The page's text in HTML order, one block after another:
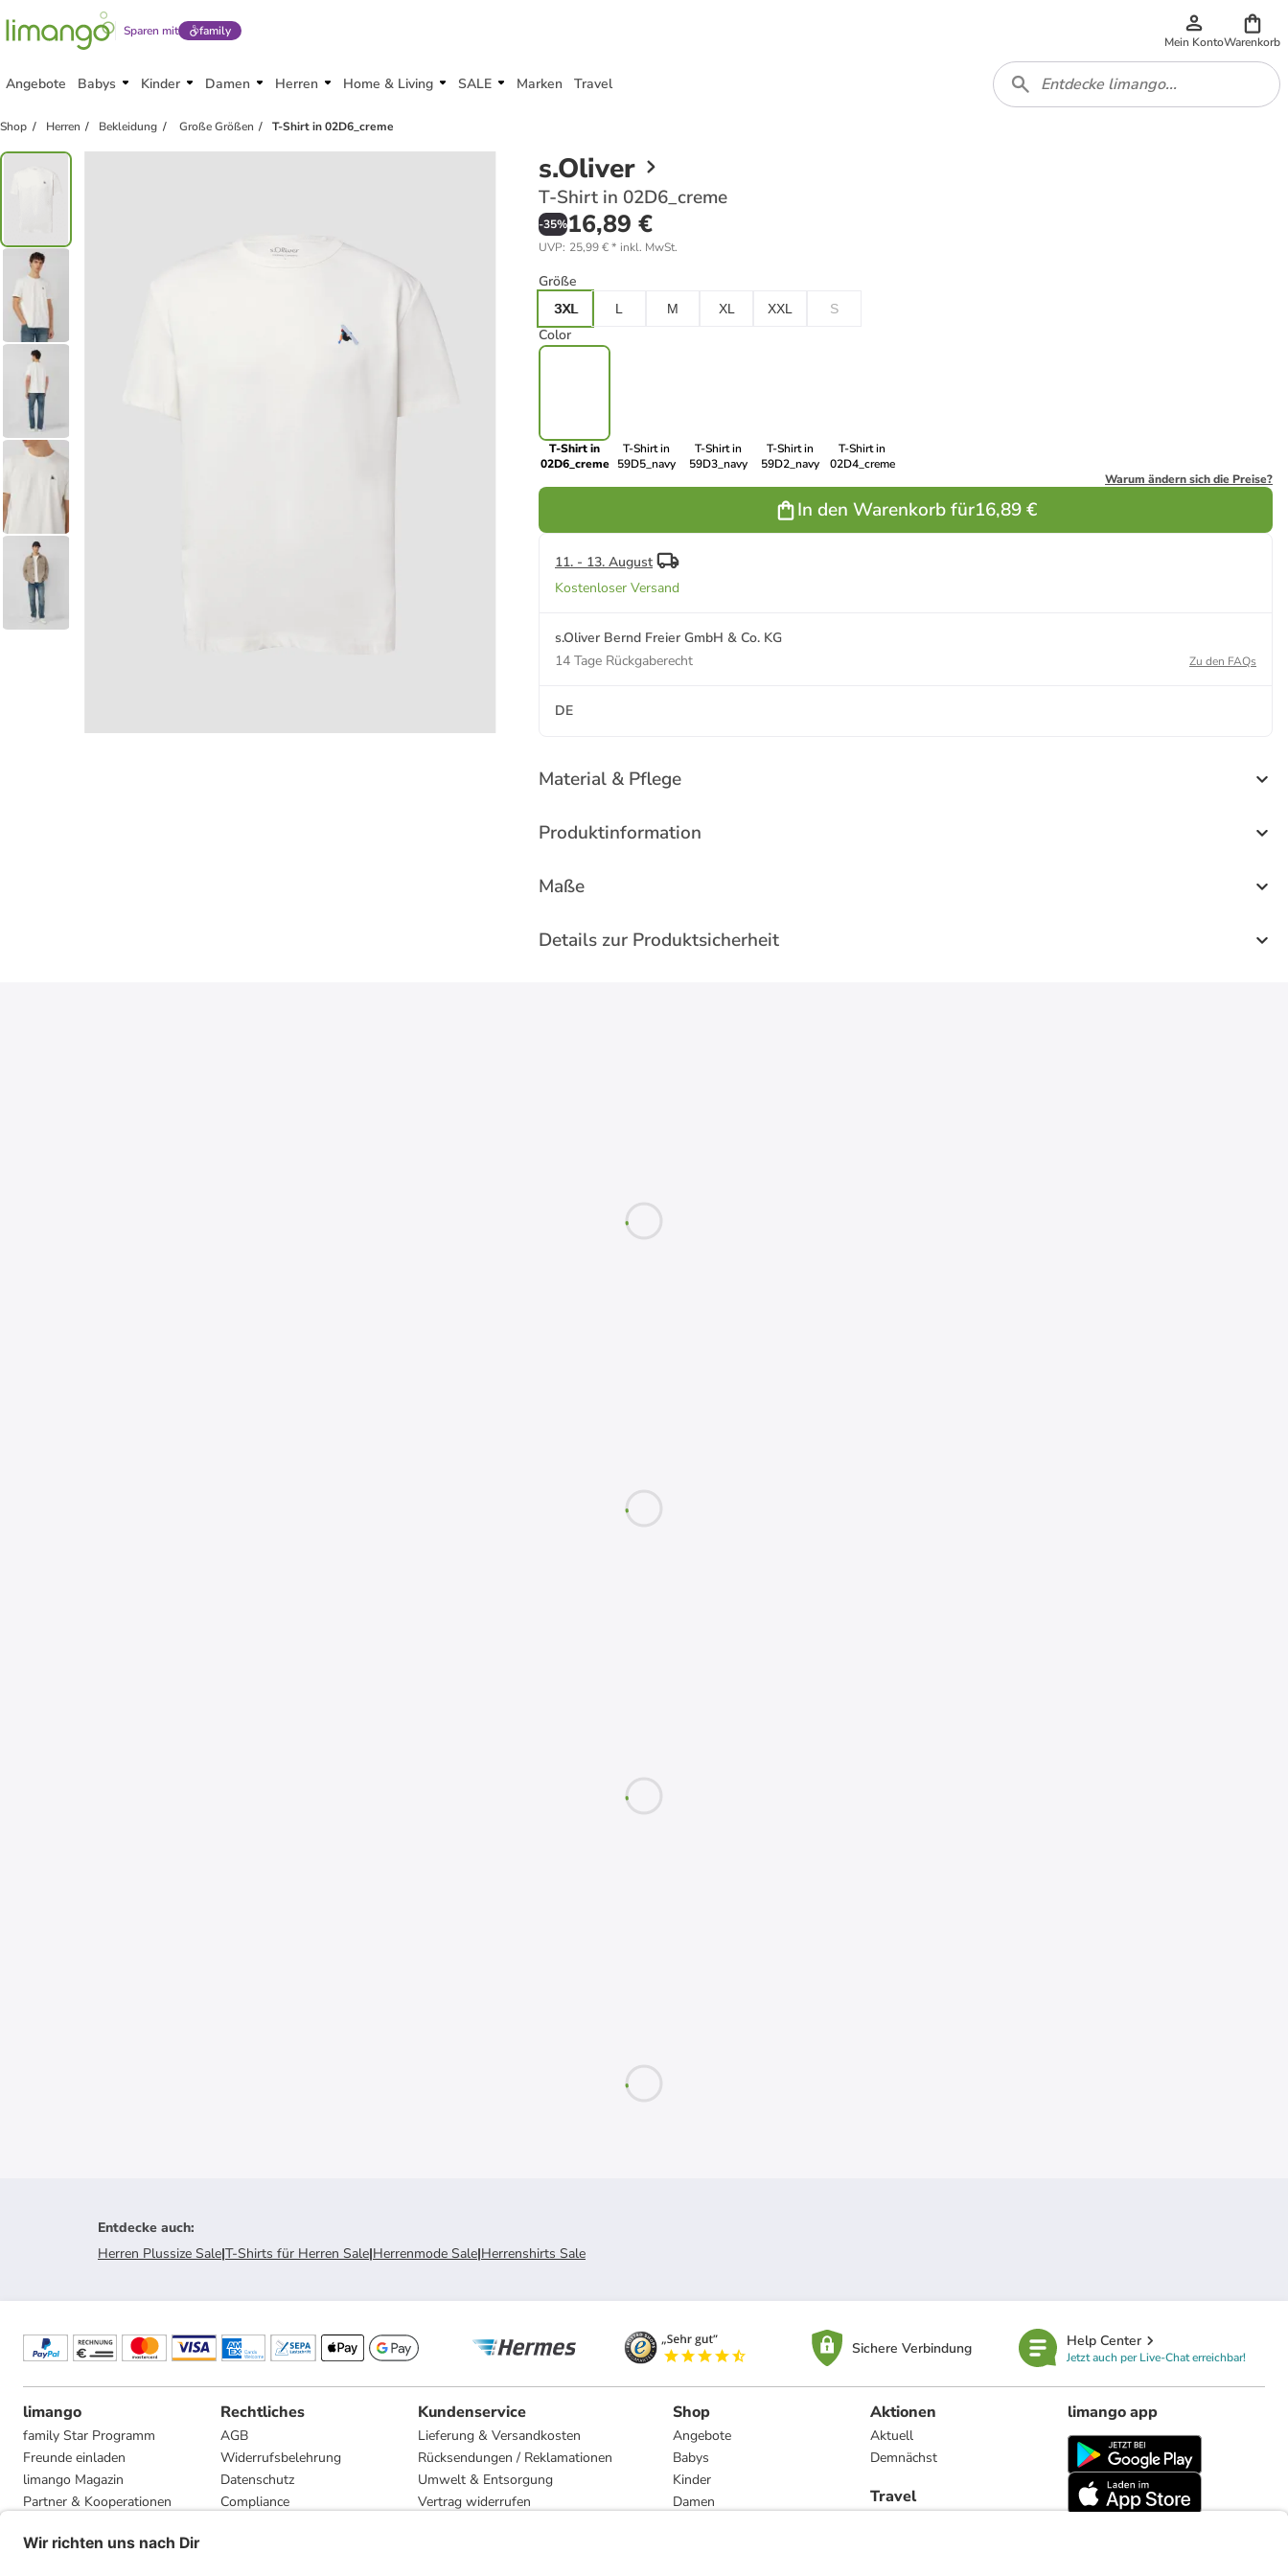
Sparen mit family
Mein KontoWarenkorb
Angebote Babys Kinder Damen Herren Home & Living SALE Marken Travel
Shop Herren Bekleidung Große Größen T-Shirt in 02D6_creme
s.Oliver
T-Shirt in 02D6_creme
-35%16,89 €
UVP: 25,99 €* inkl. MwSt.
Größe
3XL L M XL XXL S
Color
T-Shirt in
02D6_creme
T-Shirt in
59D5_navy
T-Shirt in
59D3_navy
T-Shirt in
59D2_navy
T-Shirt in
02D4_creme
Warum ändern sich die Preise?
In den Warenkorb für16,89 €
11. - 13. August
Kostenloser Versand
s.Oliver Bernd Freier GmbH & Co. KG
14 Tage Rückgaberecht
Zu den FAQs
DE
Material & Pflege
Produktinformation
Maße
Details zur Produktsicherheit
Entdecke auch:
Herren Plussize Sale|T-Shirts für Herren Sale|Herrenmode Sale|Herrenshirts Sale
Sichere Verbindung Help Center
Jetzt auch per Live-Chat erreichbar!
limango
family Star Programm
Freunde einladen
limango Magazin
Partner & Kooperationen
Presse
Rechtliches
AGB
Widerrufsbelehrung
Datenschutz
Compliance
Kundenservice
Lieferung & Versandkosten
Rücksendungen / Reklamationen
Umwelt & Entsorgung
Vertrag widerrufen
Shop
Angebote
Babys
Kinder
Damen
Aktionen
Aktuell
Demnächst
Travel
limango app